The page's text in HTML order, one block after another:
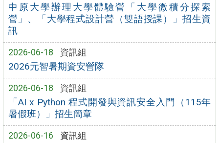
中原大學辦理大學體驗營「大學微積分探索
營」、「大學程式設計營（雙語授課）」招生資
訊
2026-06-18 資訊組
2026元智暑期資安營隊
2026-06-18 資訊組
「AI x Python 程式開發與資訊安全入門（115年
暑假班）」招生簡章
2026-06-16 資訊組